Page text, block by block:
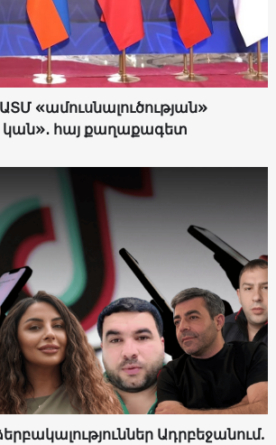
«ամուսնալուծության»
հայ քաղաքագետ
Ադրբեջանում.